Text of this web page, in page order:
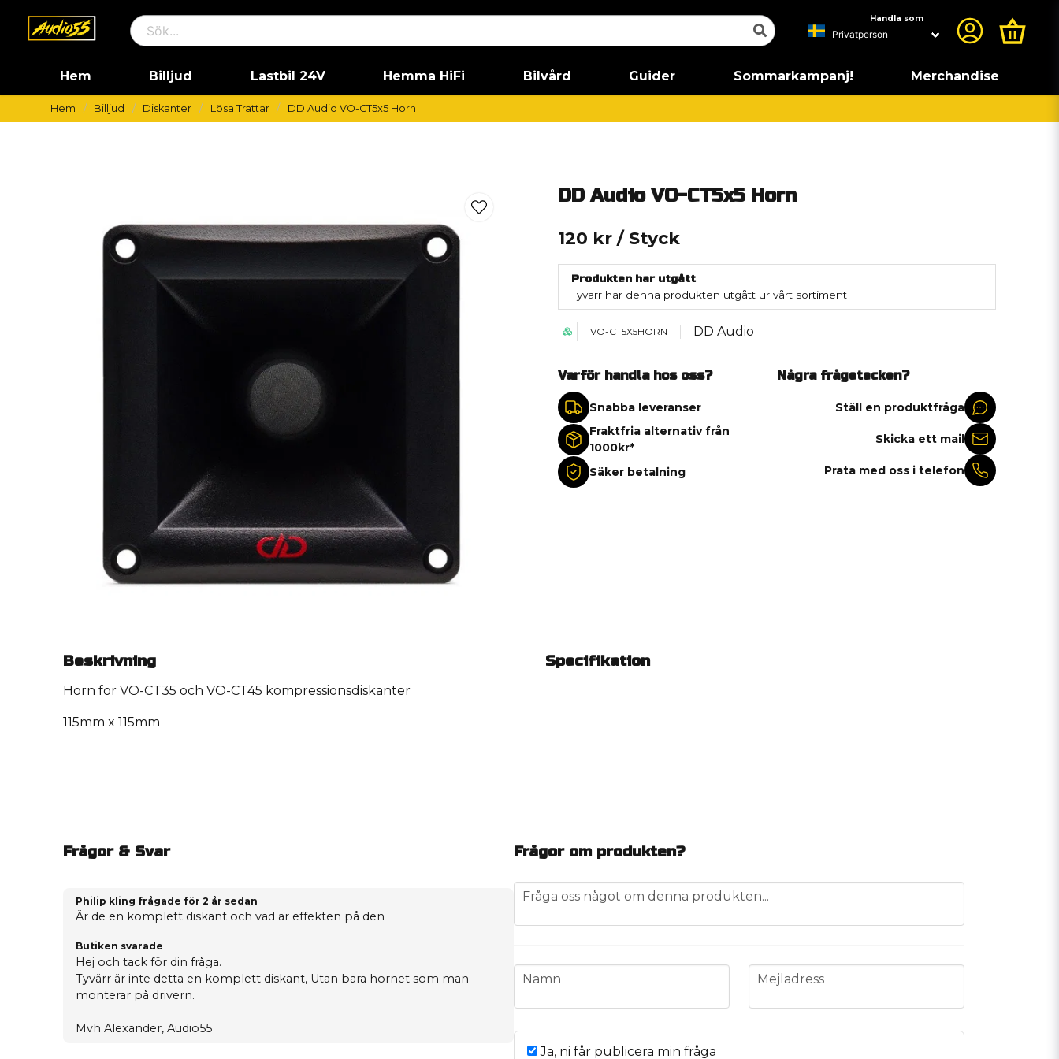
Handla som
Hem Billjud Lastbil 24V Hemma HiFi Bilvård Guider Sommarkampanj! Merchandise
Hem Billjud Diskanter Lösa Trattar DD Audio VO-CT5x5 Horn
DD Audio VO-CT5x5 Horn
120 kr / Styck
Produkten har utgått
Tyvärr har denna produkten utgått ur vårt sortiment
VO-CT5X5HORN DD Audio
Varför handla hos oss?
Snabba leveranser
Fraktfria alternativ från
1000kr*
Säker betalning
Några frågetecken?
Ställ en produktfråga
Skicka ett mail
Prata med oss i telefon
Beskrivning
Horn för VO-CT35 och VO-CT45 kompressionsdiskanter
115mm x 115mm
Specifikation
Frågor & Svar
Philip kling frågade för 2 år sedan
Är de en komplett diskant och vad är effekten på den
Butiken svarade
Hej och tack för din fråga.
Tyvärr är inte detta en komplett diskant, Utan bara hornet som man
monterar på drivern.
Mvh Alexander, Audio55
Frågor om produkten?
question
Fråga oss något om denna produkten...
name
Namn email
Mejladress
Ja, ni får publicera min fråga